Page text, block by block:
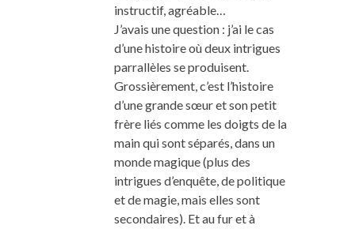
instructif, agréable…
J’avais une question : j’ai le cas
d’une histoire où deux intrigues
parrallèles se produisent.
Grossièrement, c’est l’histoire
d’une grande sœur et son petit
frère liés comme les doigts de la
main qui sont séparés, dans un
monde magique (plus des
intrigues d’enquête, de politique
et de magie, mais elles sont
secondaires). Et au fur et à